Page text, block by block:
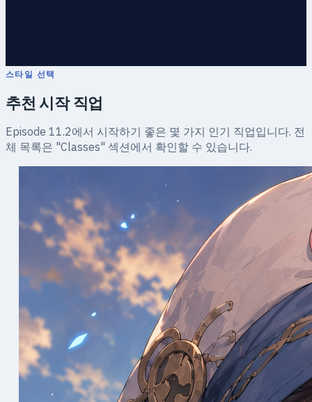
스타일 선택
추천 시작 직업
Episode 11.2에서 시작하기 좋은 몇 가지 인기 직업입니다. 전
체 목록은 "Classes" 섹션에서 확인할 수 있습니다.